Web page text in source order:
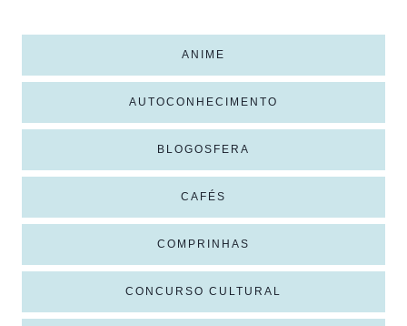
ANIME
AUTOCONHECIMENTO
BLOGOSFERA
CAFÉS
COMPRINHAS
CONCURSO CULTURAL